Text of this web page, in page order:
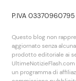
P.IVA
Questo blog non
aggiornato senza
prodotto editoriale ai
un programma di